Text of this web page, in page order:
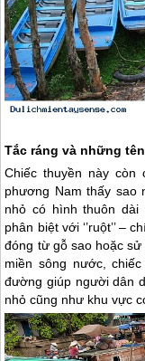
Tắc ráng và những
Chiếc thuyền này còn
phương Nam thấy sao
nhỏ có hình thuôn dài
phân biệt với ‘’ruột’’ –
đóng từ gỗ sao hoặc
miền sông nước,
đường giúp người dân
nhỏ cũng như khu vực